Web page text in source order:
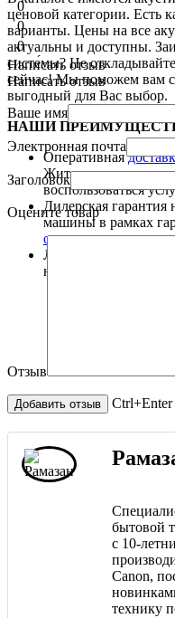
ценовой категории. Есть
варианты. Цены на все
актуальны и доступны.
систе́мы? Не
сейчас! Мы поможем вам
выгодный для Вас выбор.
НАШИ
Оперативная
Жители других
воспользоваться
Дилерская
машины в рамках
отремонтировать
Любые способы
наложенный платеж.
0
0
0
Написать отзыв
Написать отзыв
Ваше имя
Электронная почта
Заголовок
Оцените товар
Отзыв
Ctrl+Enter
бытовой
с 10-
Canon,
технику